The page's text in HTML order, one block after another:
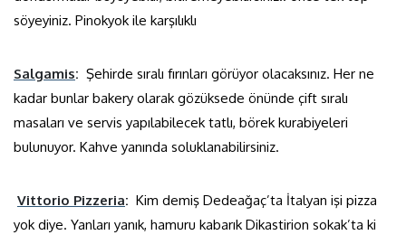
söyeyiniz. Pinokyok ile karşılıklı
Salgamis: Şehirde sıralı fırınları görüyor olacaksınız. Her ne
kadar bunlar bakery olarak gözüksede önünde çift sıralı
masaları ve servis yapılabilecek tatlı, börek kurabiyeleri
bulunuyor. Kahve yanında soluklanabilirsiniz.
Vittorio Pizzeria: Kim demiş Dedeağaç’ta İtalyan işi pizza
yok diye. Yanları yanık, hamuru kabarık Dikastirion sokak’ta ki